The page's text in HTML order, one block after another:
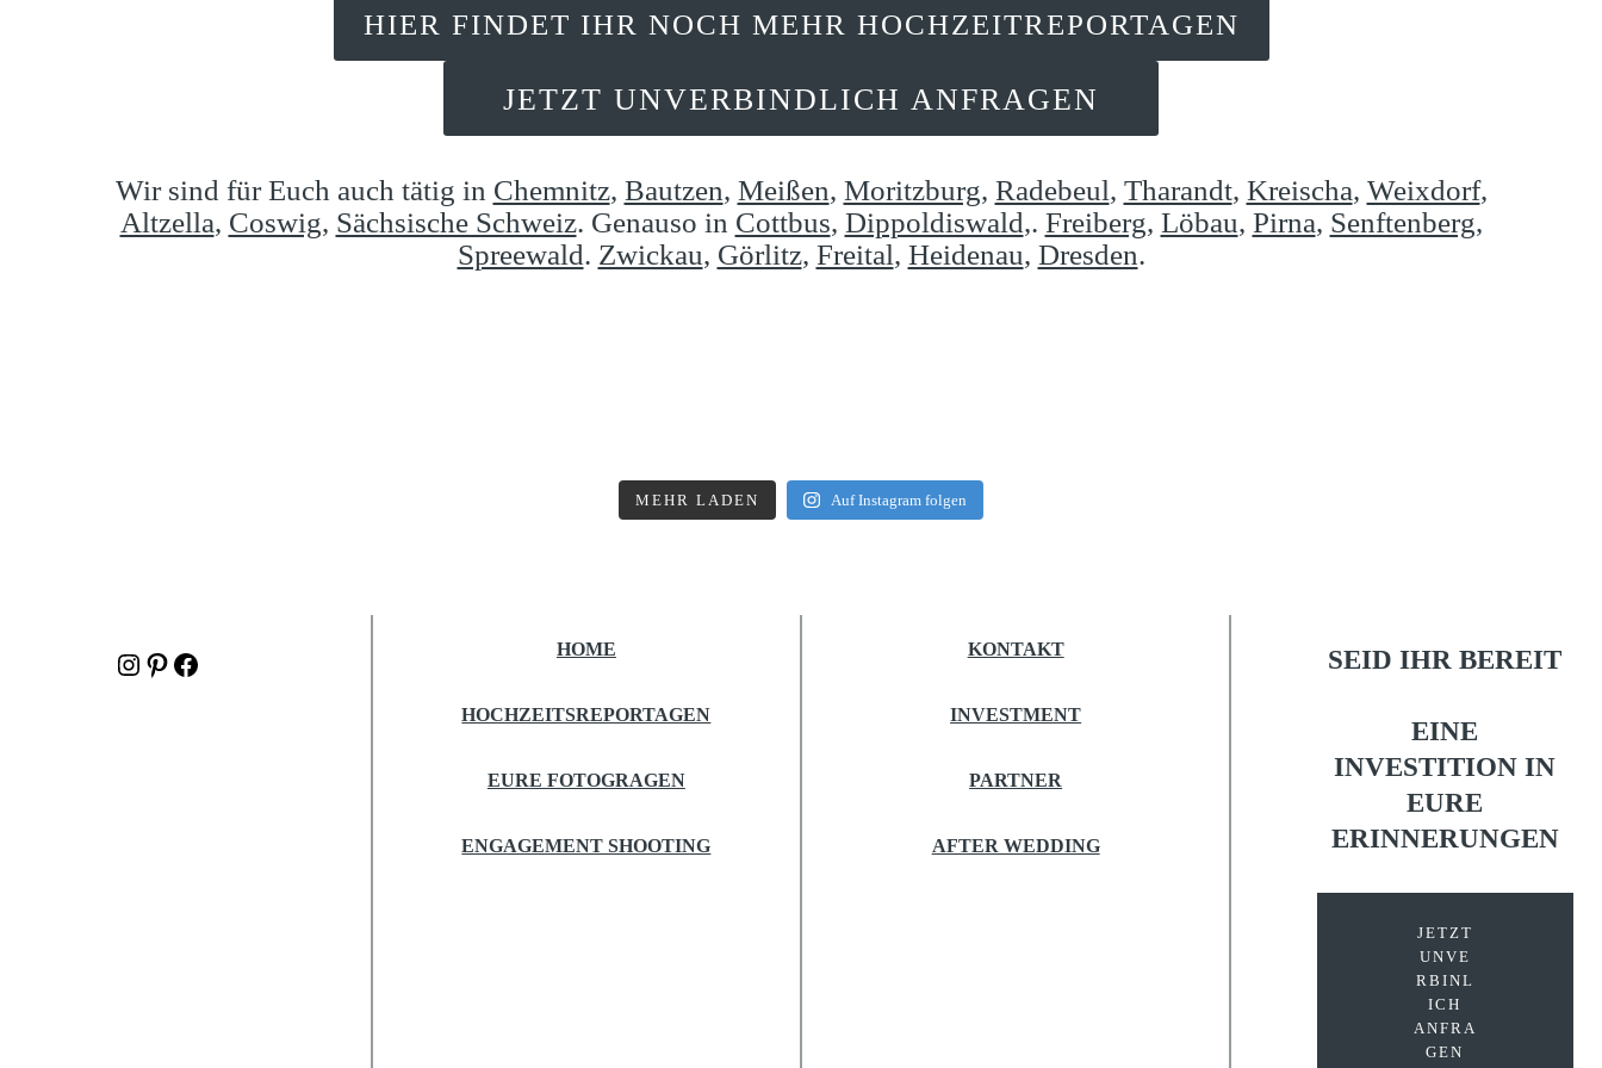
HIER FINDET IHR NOCH MEHR HOCHZEITREPORTAGEN
JETZT UNVERBINDLICH ANFRAGEN
Wir sind für Euch auch tätig in Chemnitz, Bautzen, Meißen, Moritzburg, Radebeul, Tharandt, Kreischa, Weixdorf,
Altzella, Coswig, Sächsische Schweiz. Genauso in Cottbus, Dippoldiswald,. Freiberg, Löbau, Pirna, Senftenberg,
Spreewald. Zwickau, Görlitz, Freital, Heidenau, Dresden.
MEHR LADEN Auf Instagram folgen
Instagram
Pinterest
Facebook HOME
HOCHZEITSREPORTAGEN
EURE FOTOGRAGEN
ENGAGEMENT SHOOTING
KONTAKT
INVESTMENT
PARTNER
AFTER WEDDING
SEID IHR BEREIT
EINE
INVESTITION IN
EURE
ERINNERUNGEN
JETZT
UNVE
RBINL
ICH
ANFRA
GEN